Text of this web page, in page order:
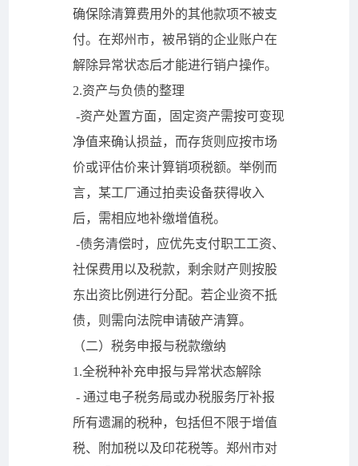
确保除清算费用外的其他款项不被支
付。在郑州市，被吊销的企业账户在
解除异常状态后才能进行销户操作。
2.资产与负债的整理
-资产处置方面，固定资产需按可变现
净值来确认损益，而存货则应按市场
价或评估价来计算销项税额。举例而
言，某工厂通过拍卖设备获得收入
后，需相应地补缴增值税。
-债务清偿时，应优先支付职工工资、
社保费用以及税款，剩余财产则按股
东出资比例进行分配。若企业资不抵
债，则需向法院申请破产清算。
（二）税务申报与税款缴纳
1.全税种补充申报与异常状态解除
- 通过电子税务局或办税服务厅补报
所有遗漏的税种，包括但不限于增值
税、附加税以及印花税等。郑州市对